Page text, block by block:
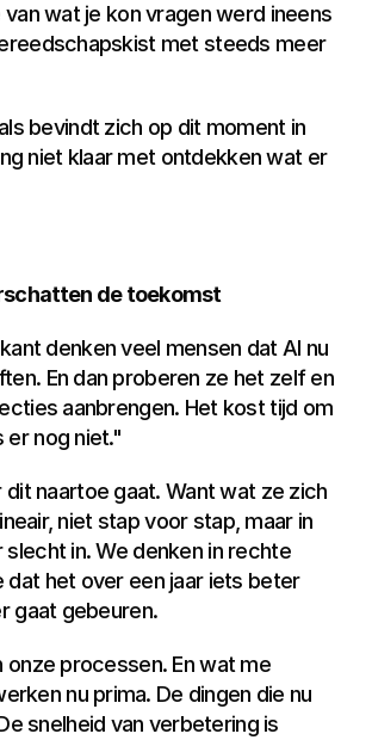
wat je kon vragen werd ineens
met steeds meer
bevindt zich op dit moment in
niet klaar met ontdekken wat er
de toekomst
denken veel mensen dat AI nu
En dan proberen ze het zelf en
aanbrengen. Het kost tijd om
er nog niet."
naartoe gaat. Want wat ze zich
niet stap voor stap, maar in
in. We denken in rechte
dat het over een jaar iets beter
gaat gebeuren.
onze processen. En wat me
nu prima. De dingen die nu
snelheid van verbetering is